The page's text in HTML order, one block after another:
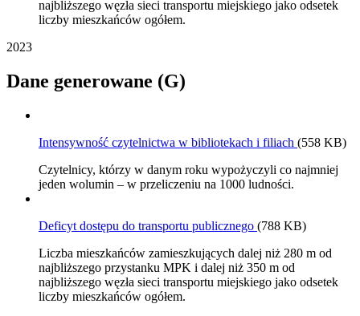
najbliższego węzła sieci transportu miejskiego jako odsetek
liczby mieszkańców ogółem.
2023
Dane generowane (G)
Intensywność czytelnictwa w bibliotekach i filiach (558 KB)
Czytelnicy, którzy w danym roku wypożyczyli co najmniej
jeden wolumin – w przeliczeniu na 1000 ludności.
Deficyt dostępu do transportu publicznego (788 KB)
Liczba mieszkańców zamieszkujących dalej niż 280 m od
najbliższego przystanku MPK i dalej niż 350 m od
najbliższego węzła sieci transportu miejskiego jako odsetek
liczby mieszkańców ogółem.